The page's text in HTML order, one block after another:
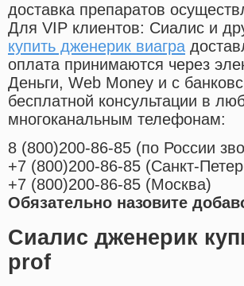
доставка препаратов
Для VIP клиентов: Сиалис и
купить дженерик виагра
оплата принимаются через
Деньги, Web Money и с
бесплатной консультации в
многоканальным телефонам:
8 (800)200-86-85 (по России
+7 (800)200-86-85 (Санкт-
+7 (800)200-86-85 (Москва)
Обязательно назовите
Сиалис дженерик
prof